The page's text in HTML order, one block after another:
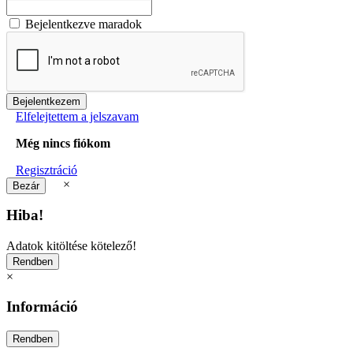
Bejelentkezve maradok
Elfelejtettem a jelszavam
Még nincs fiókom
Regisztráció
×
Hiba!
Adatok kitöltése kötelező!
×
Információ